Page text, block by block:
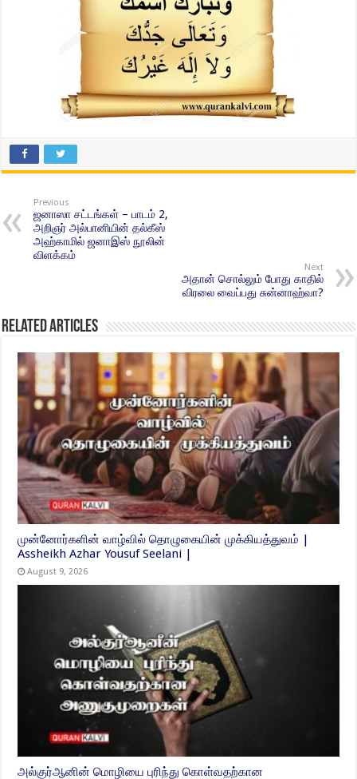
Previous
ஜனாஸா சட்டங்கள் – பாடம் 2,
அறிஞர் அல்பானியின் தல்கீஸ்
அஹ்காமில் ஜனாஇஸ் நூலின்
விளக்கம்
Next
அதான் சொல்லும் போது காதில்
விரலை வைப்பது சுன்னாஹ்வா?
Related Articles
முன்னோர்களின் வாழ்வில் தொழுகையின் முக்கியத்துவம் |
Assheikh Azhar Yousuf Seelani |
August 9, 2026
அல்குர்ஆனின் மொழியை புரிந்து கொள்வதற்கான